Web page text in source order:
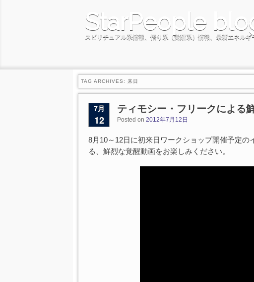
StarPeople
スピリチュアル系情報、悟り系（覚醒系）情報、最新エネル
TAG ARCHIVES: 来日
7月
12
ティモシー・フリークによる
Posted on 2012年7月12日
8月10～12日に初来日ワークショップ開催予定
る、鮮烈な覚醒動画をお楽しみください。